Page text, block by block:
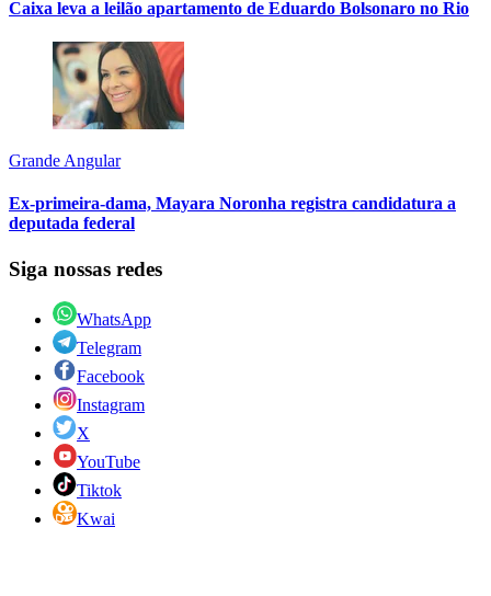
Caixa leva a leilão apartamento de Eduardo Bolsonaro no Rio
Grande Angular
Ex-primeira-dama, Mayara Noronha registra candidatura a
deputada federal
Siga nossas redes
WhatsApp
Telegram
Facebook
Instagram
X
YouTube
Tiktok
Kwai